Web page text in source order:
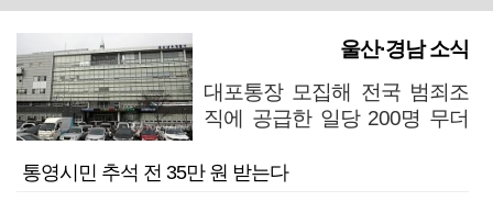
울산·경남 소식
대포통장 모집해 전국 범죄조
직에 공급한 일당 200명 무더
통영시민 추석 전 35만 원 받는다